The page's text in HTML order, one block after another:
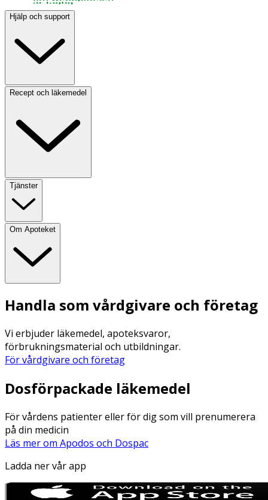
Hjälp och support
Recept och läkemedel
Tjänster
Om Apoteket
Handla som vårdgivare och företag
Vi erbjuder läkemedel, apoteksvaror,
förbrukningsmaterial och utbildningar.
För vårdgivare och företag
Dosförpackade läkemedel
För vårdens patienter eller för dig som vill prenumerera
på din medicin
Läs mer om Apodos och Dospac
Ladda ner vår app